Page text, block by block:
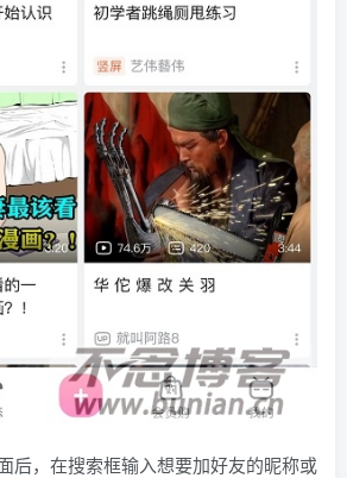
后，在搜索框输入想要加好友的昵称或